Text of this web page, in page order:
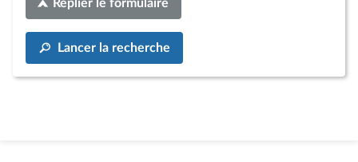
Replier le formulaire
Lancer la recherche